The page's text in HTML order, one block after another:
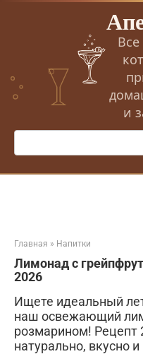
Перейти
и
Поиск:
Главная » Напитки
Лимонад с
2026
Ищете идеальный
наш освежающий
розмарином! Рецепт
натурально, вкусно и